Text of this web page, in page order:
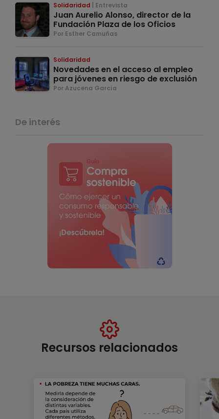
Solidaridad Entrevista
Juan Aurelio Alonso, director de la
Fundación Plaza de los Oficios
Por Esther Camuñas
Solidaridad
Novedades en el acceso al empleo
para jóvenes en riesgo de exclusión
Por Azucena García
De interés
Recursos relacionados